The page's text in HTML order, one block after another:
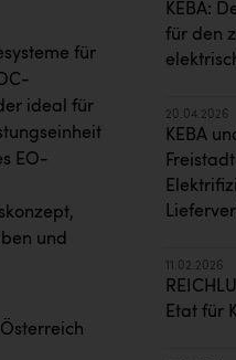
für
ideal für
EO-
und
KEBA:
für den
20.04.2026
KEBA
11.02.2026
Etat für